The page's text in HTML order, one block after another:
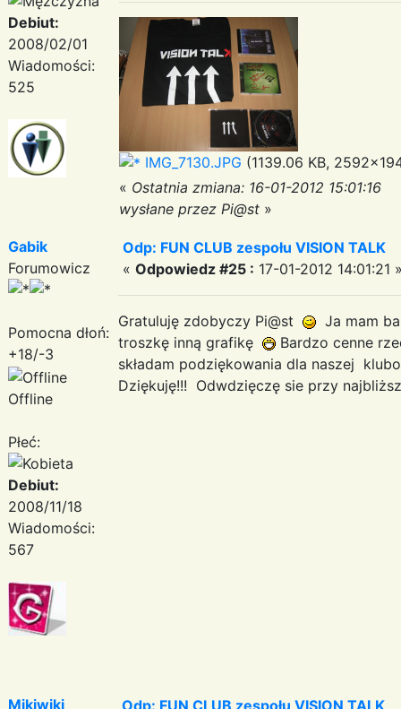
Debiut:
2008/02/01
Wiadomości:
525
IMG_7130.JPG (1139.06 KB,
« Ostatnia zmiana: 16-01-2012 15:01:16
wysłane przez Pi@st »
Gabik
Forumowicz
Pomocna dłoń:
+18/-3
Offline
Płeć:
Debiut:
2008/11/18
Wiadomości:
567
Odp: FUN CLUB zespołu VISION TALK
« Odpowiedz #25 : 17-01-2012 14:01:21
Gratuluję zdobyczy Pi@st
Ja mam
troszkę inną grafikę
Bardzo cenne
składam podziękowania dla naszej
Dziękuję!!! Odwdzięczę sie przy
Mikiwiki Odp: FUN CLUB zespołu VISION TALK